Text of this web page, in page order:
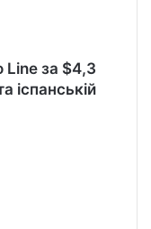
Line за $4,3
іспанській